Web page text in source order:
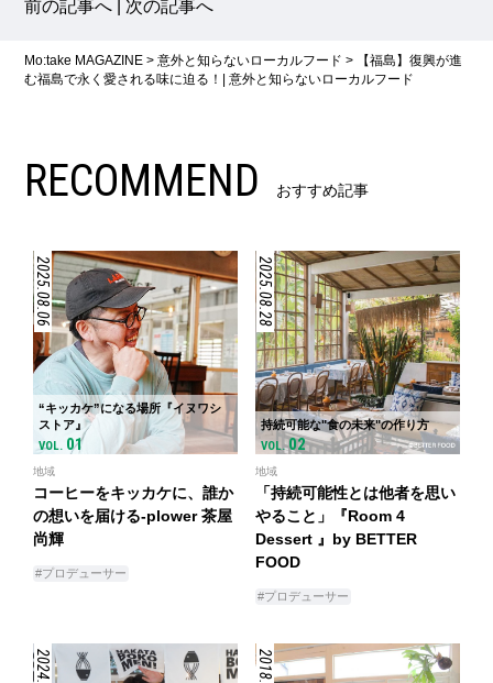
前の記事へ 次の記事へ
Mo:take MAGAZINE >意外と知らないローカルフード >
【福島】復興が進
む福島で永く愛される味に迫る！| 意外と知らないローカルフード
RECOMMEND おすすめ記事
2025.08.06
“キッカケ”になる場所『イヌワシ
ストア』
VOL. 01
地域
コーヒーをキッカケに、誰か
の想いを届ける-plower 茶屋
尚輝
#プロデューサー
2025.08.28
持続可能な"食の未来"の作り方
VOL.02
地域
「持続可能性とは他者を思い
やること」『Room 4
Dessert 』by BETTER
FOOD
#プロデューサー